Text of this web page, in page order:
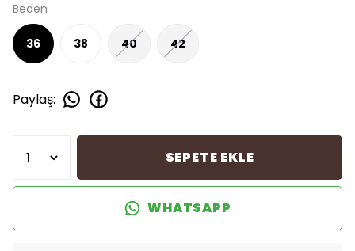
Beden
36 38 40 42
Paylaş:
SEPETE EKLE
WHATSAPP